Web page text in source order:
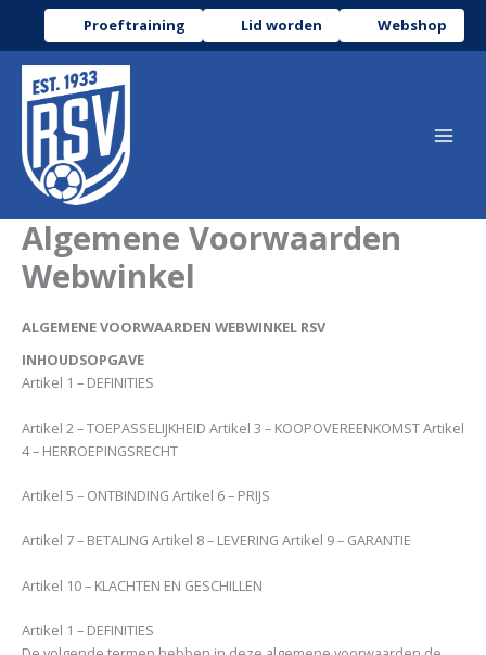
de
inhoud
Proeftraining Lid worden Webshop
Algemene Voorwaarden
Webwinkel
ALGEMENE VOORWAARDEN WEBWINKEL RSV
INHOUDSOPGAVE
Artikel 1 – DEFINITIES
Artikel 2 – TOEPASSELIJKHEID Artikel 3 – KOOPOVEREENKOMST Artikel
4 – HERROEPINGSRECHT
Artikel 5 – ONTBINDING Artikel 6 – PRIJS
Artikel 7 – BETALING Artikel 8 – LEVERING Artikel 9 – GARANTIE
Artikel 10 – KLACHTEN EN GESCHILLEN
Artikel 1 – DEFINITIES